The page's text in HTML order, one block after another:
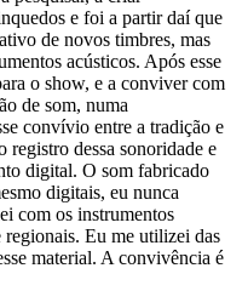
e foi a partir daí que
de novos timbres, mas
acústicos. Após esse
o show, e a conviver com
de som, numa
convívio entre a tradição e
registro dessa sonoridade e
digital. O som fabricado
digitais, eu nunca
com os instrumentos
regionais. Eu me utilizei das
material. A convivência é